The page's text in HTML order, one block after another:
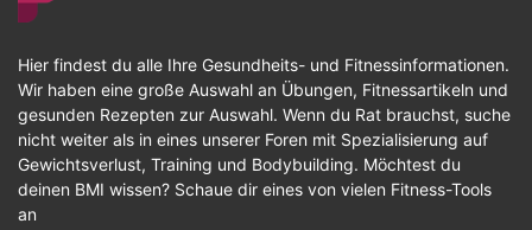
Hier findest du alle Ihre Gesundheits- und Fitnessinformationen.
Wir haben eine große Auswahl an Übungen, Fitnessartikeln und
gesunden Rezepten zur Auswahl. Wenn du Rat brauchst, suche
nicht weiter als in eines unserer Foren mit Spezialisierung auf
Gewichtsverlust, Training und Bodybuilding. Möchtest du
deinen BMI wissen? Schaue dir eines von vielen Fitness-Tools
an